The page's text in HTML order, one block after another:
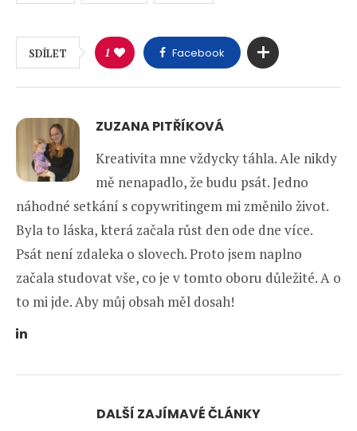
SDÍLET 1 Facebook
ZUZANA PITŘÍKOVÁ
Kreativita mne vždycky táhla. Ale nikdy
mě nenapadlo, že budu psát. Jedno
náhodné setkání s copywritingem mi změnilo život.
Byla to láska, která začala růst den ode dne více.
Psát není zdaleka o slovech. Proto jsem naplno
začala studovat vše, co je v tomto oboru důležité. A o
to mi jde. Aby můj obsah měl dosah!
DALŠÍ ZAJÍMAVÉ ČLÁNKY